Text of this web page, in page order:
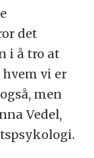
det
i å tro at
vi er
men
Vedel,